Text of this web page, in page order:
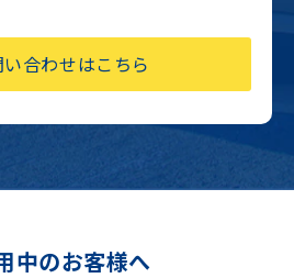
合わせはこちら
中のお客様へ